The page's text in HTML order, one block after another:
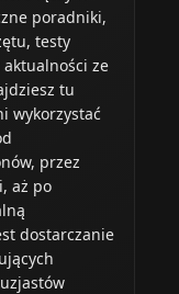
poradniki,
testy
ze
tu
wykorzystać
przez
aż po
dostarczanie